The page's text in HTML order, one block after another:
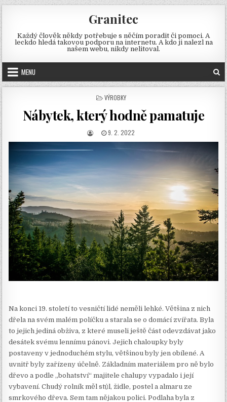
Skip
to
content
Granitec
Každý člověk někdy potřebuje s něčím poradit či pomoci. A
leckdo hledá takovou podporu na internetu. A kdo ji nalezl na
našem webu, nikdy nelitoval.
MENU
POSTED
VÝROBKY
Nábytek, který hodně pamatuje
AUTHOR:PUBLISHED
DATE:
9. 2. 2022
Na konci 19. století to vesničtí lidé neměli lehké. Většina z nich
dřela na svém malém políčku a starala se o domácí zvířata. Byla
to jejich jediná obživa, z které museli ještě část odevzdávat jako
desátek svému lennímu pánovi. Jejich chaloupky byly
postaveny v jednoduchém stylu, většinou byly jen obílené. A
uvnitř byly zařízeny účelně. Základním materiálem pro ně bylo
dřevo a podle „bohatství“ majitele chalupy vypadalo i její
vybavení. Chudý rolník měl stůl, židle, postel a almaru ze
smrkového dřeva. Sem tam nějakou polici. Podlaha byla z